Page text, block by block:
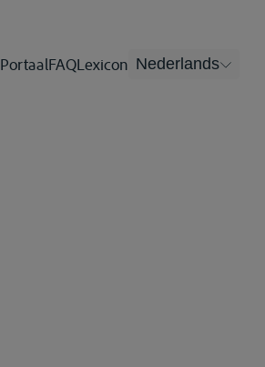
PortaalFAQLexicon Nederlands